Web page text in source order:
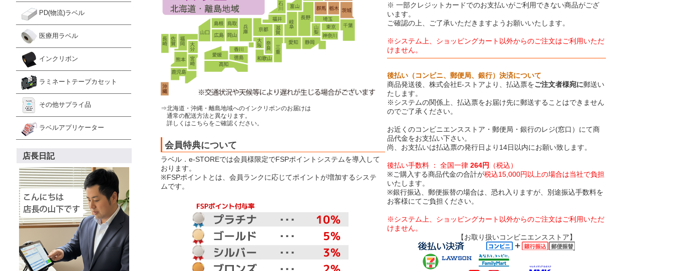
PD(物流)ラベル
医療用ラベル
インクリボン
ラミネートテープカセット
その他サプライ品
ラベルアプリケーター
店長日記
⇒北海道・沖縄・離島地域へのインクリボンのお届けは
通常の配送方法と異なります。
詳しくはこちらをご確認ください。
会員特典について
ラベル．e-STOREでは会員様限定でFSPポイントシステムを導入して
おります。
※FSPポイントとは、会員ランクに応じてポイントが増加するシステ
ムです。
※ 一部クレジットカードでのお支払いがご利用できない商品がござ
います。
ご確認の上、ご了承いただきますようお願いいたします。
※システム上、ショッピングカート以外からのご注文はご利用いただ
けません。
後払い（コンビニ、郵便局、銀行）決済について
商品発送後、株式会社E-ストアより、払込票をご注文者様宛に郵送い
たします。
※システムの関係上、払込票をお届け先に郵送することはできません
のでご了承ください。
お近くのコンビニエンスストア・郵便局・銀行のレジ(窓口）にて商
品代金をお支払い下さい。
尚、お支払いは払込票の発行日より14日以内にお願い致します。
後払い手数料 ： 全国一律 264円 （税込）
※ご購入する商品代金の合計が税込15,000円以上の場合は当社で負担
いたします。
※銀行振込、郵便振替の場合は、恐れ入りますが、別途振込手数料を
お客様にてご負担ください。
※システム上、ショッピングカート以外からのご注文はご利用いただ
けません。
【お取り扱いコンビニエンスストア】